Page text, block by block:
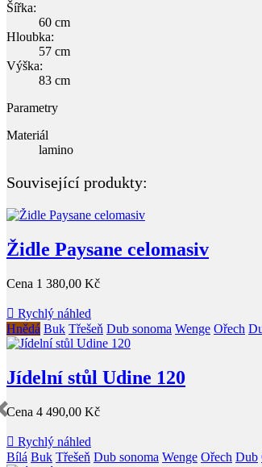
Šířka:
60 cm
Hloubka:
57 cm
Výška:
83 cm
Parametry
Materiál
lamino
Související produkty:
Židle Paysane celomasiv
Cena 1 380,00 Kč
 Rychlý náhled
Hnědá Buk Třešeň Dub sonoma Wenge Ořech
Jídelní stůl Udine 120
Cena 4 490,00 Kč
 Rychlý náhled
Bílá Buk Třešeň Dub sonoma Wenge Ořech Dub